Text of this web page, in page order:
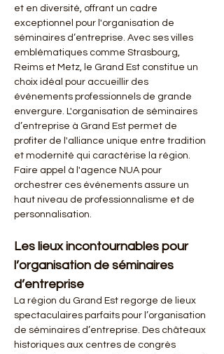
et en diversité, offrant un cadre
exceptionnel pour l'organisation de
séminaires d’entreprise. Avec ses villes
emblématiques comme Strasbourg,
Reims et Metz, le Grand Est constitue un
choix idéal pour accueillir des
événements professionnels de grande
envergure. L'organisation de séminaires
d’entreprise à Grand Est permet de
profiter de l'alliance unique entre tradition
et modernité qui caractérise la région.
Faire appel à l'agence NUA pour
orchestrer ces événements assure un
haut niveau de professionnalisme et de
personnalisation.
Les lieux incontournables pour
l’organisation de séminaires
d’entreprise
La région du Grand Est regorge de lieux
spectaculaires parfaits pour l’organisation
de séminaires d’entreprise. Des châteaux
historiques aux centres de congrès